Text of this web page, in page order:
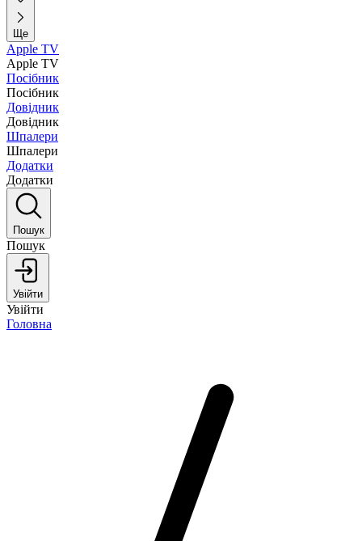
Ще
Apple TV
Apple TV
Посібник
Посібник
Довідник
Довідник
Шпалери
Шпалери
Додатки
Додатки
Пошук
Пошук
Увійти
Увійти
Головна